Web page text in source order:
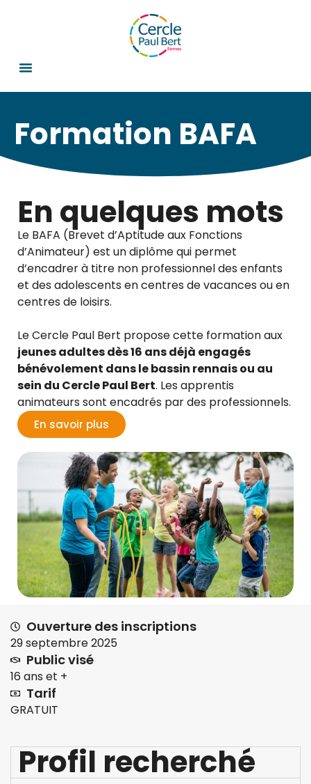
Formation BAFA
En quelques mots
Le BAFA (Brevet d’Aptitude aux Fonctions
d’Animateur) est un diplôme qui permet
d’encadrer à titre non professionnel des enfants
et des adolescents en centres de vacances ou en
centres de loisirs.
Le Cercle Paul Bert propose cette formation aux
jeunes adultes dès 16 ans déjà engagés
bénévolement dans le bassin rennais ou au
sein du Cercle Paul Bert. Les apprentis
animateurs sont encadrés par des professionnels.
En savoir plus
Ouverture des inscriptions
29 septembre 2025
Public visé
16 ans et +
Tarif
GRATUIT
Profil recherché